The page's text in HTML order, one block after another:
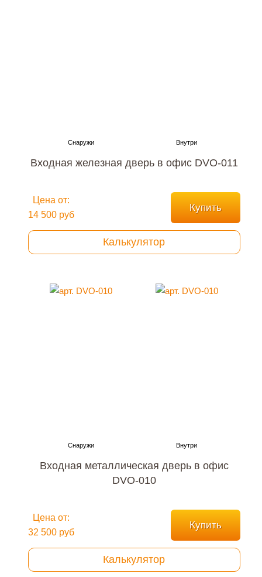
Входная железная дверь в офис DVO-011
Цена от:
14 500 руб
Купить
Калькулятор
Входная металлическая дверь в офис
DVO-010
Цена от:
32 500 руб
Купить
Калькулятор